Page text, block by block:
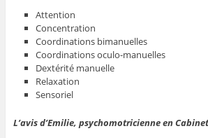
Attention
Concentration
Coordinations bimanuelles
Coordinations oculo-manuelles
Dextérité manuelle
Relaxation
Sensoriel
L’avis d’Emilie, psychomotricienne en